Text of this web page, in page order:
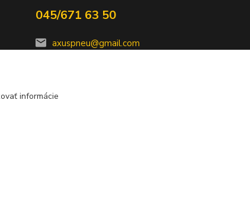
045/671 63 50
axuspneu@gmail.com
informácie